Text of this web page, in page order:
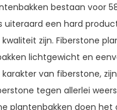
bestaan voor
uiteraard een hard
zijn. Fiberstone
lichtgewicht en
van fiberstone,
tegen allerlei
plantenbakken doen het